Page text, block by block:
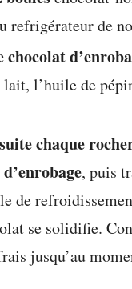
refrigérateur de
chocolat
l’huile de
chaque
, puis
de
se solidifie.
jusqu’au